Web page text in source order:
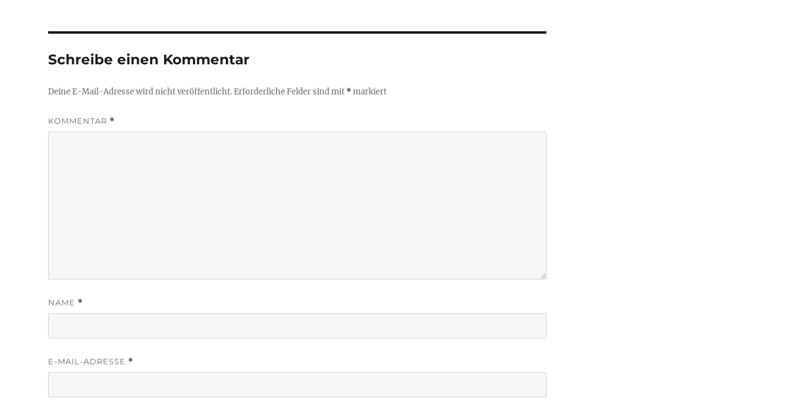
Schreibe einen Kommentar
Deine E-Mail-Adresse wird nicht veröffentlicht.Erforderliche Felder sind mit *markiert
KOMMENTAR *
NAME *
E-MAIL-ADRESSE *